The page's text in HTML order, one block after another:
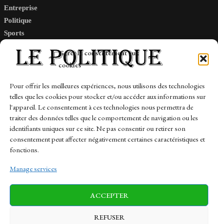
Gérer le consentement aux
cookies
Pour offrir les meilleures expériences, nous utilisons des technologies
telles que les cookies pour stocker et/ou accéder aux informations sur
l'appareil. Le consentement à ces technologies nous permettra de
traiter des données telles que le comportement de navigation ou les
identifiants uniques sur ce site. Ne pas consentir ou retirer son
consentement peut affecter négativement certaines caractéristiques et
fonctions.
Manage services
ACCEPTER
REFUSER
Entreprise
Politique
Sports
Links
Contact
Sitemap
News Finance-Marches Politics
Business Tech Health Sports Travel